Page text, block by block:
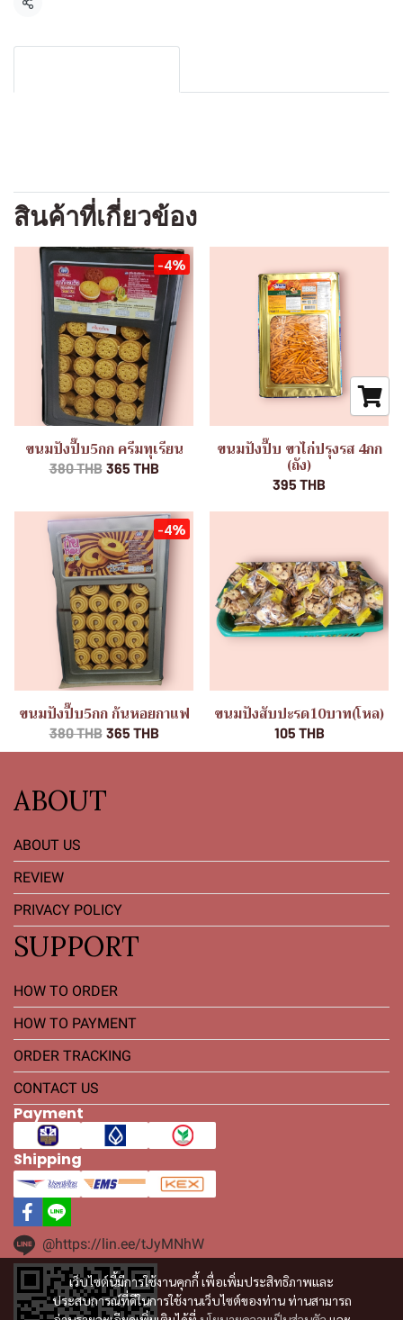
แชร์
สินค้าที่เกี่ยวข้อง
-4%
ขนมปังปี๊บ5กก ครีมทุเรียน
380 THB 365 THB
ขนมปังปี๊บ ขาไก่ปรุงรส 4กก
(ถัง)
395 THB
-4%
ขนมปังปี๊บ5กก ก้นหอยกาแฟ
380 THB 365 THB
ขนมปังสับปะรด10บาท(โหล)
105 THB
เว็บไซต์นี้มีการใช้งานคุกกี้ เพื่อเพิ่มประสิทธิภาพและ
ประสบการณ์ที่ดีในการใช้งานเว็บไซต์ของท่าน ท่านสามารถ
ABOUT
ABOUT US
REVIEW
PRIVACY POLICY
SUPPORT
HOW TO ORDER
HOW TO PAYMENT
ORDER TRACKING
CONTACT US
Payment
Shipping
@https://lin.ee/tJyMNhW